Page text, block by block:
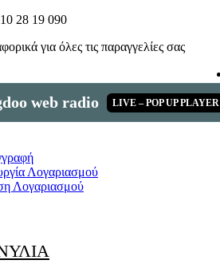
28 19 090
για όλες τις παραγγελίες σας
web radio LIVE – POP UP PLAYER
Λογαριασμού
Λογαριασμού